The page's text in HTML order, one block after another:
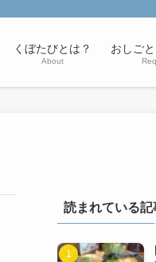
くぼたびとは？
About
おしご
読まれている記